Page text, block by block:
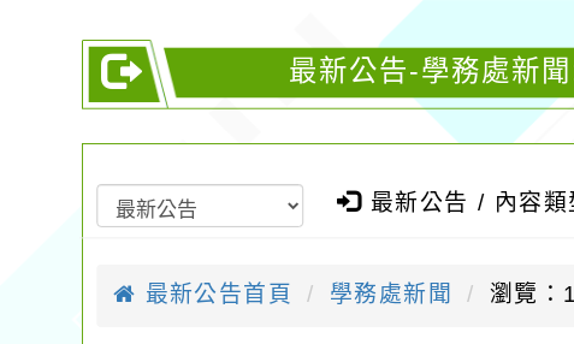
最新公告-學務處新
最新公告 / 內容類
最新公告首頁 學務處新聞 瀏覽：